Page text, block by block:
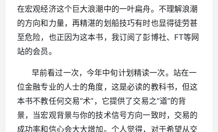
在宏观经济这个巨大浪潮中的一叶扁舟。不理解浪潮
的方向和力量，再精湛的划船技巧有时也显得徒劳甚
至危险，也正因为这本书，我订阅了彭博社、FT等网
站的会员。
早前看过一次，今年中旬计划精读一次。站在一
位金融专业的人士的角度，这是必读的教科书，但这
本书不教任何交易“术”，它提供了交易之“道”的背
景，当宏观背景与你的技术信号方向一致时，交易的
成功率和信心会大大增加。个人觉得，对于希望从交